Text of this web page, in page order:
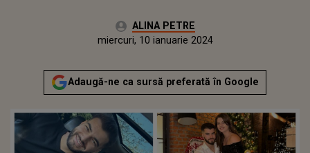
Autor:ALINA PETRE
miercuri, 10 ianuarie 2024
Actualizat:
miercuri, 10 ianuarie 2024
Adaugă-ne ca sursă preferată în Google